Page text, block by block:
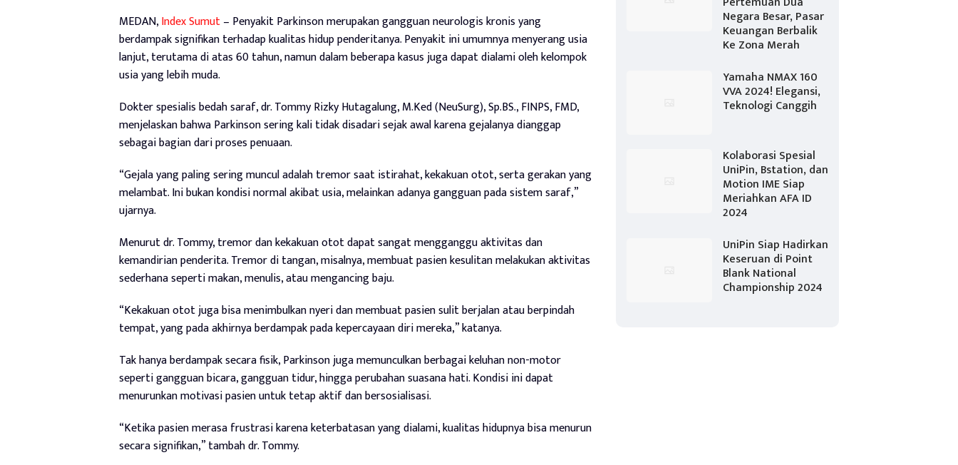
MEDAN,Index Sumut– Penyakit Parkinson merupakan gangguan neurologis kronis yang
berdampak signifikan terhadap kualitas hidup penderitanya. Penyakit ini umumnya menyerang usia
lanjut, terutama di atas 60 tahun, namun dalam beberapa kasus juga dapat dialami oleh kelompok
usia yang lebih muda.
Dokter spesialis bedah saraf, dr. Tommy Rizky Hutagalung, M.Ked (NeuSurg), Sp.BS., FINPS, FMD,
menjelaskan bahwa Parkinson sering kali tidak disadari sejak awal karena gejalanya dianggap
sebagai bagian dari proses penuaan.
“Gejala yang paling sering muncul adalah tremor saat istirahat, kekakuan otot, serta gerakan yang
melambat. Ini bukan kondisi normal akibat usia, melainkan adanya gangguan pada sistem saraf,”
ujarnya.
Menurut dr. Tommy, tremor dan kekakuan otot dapat sangat mengganggu aktivitas dan
kemandirian penderita. Tremor di tangan, misalnya, membuat pasien kesulitan melakukan aktivitas
sederhana seperti makan, menulis, atau mengancing baju.
“Kekakuan otot juga bisa menimbulkan nyeri dan membuat pasien sulit berjalan atau berpindah
tempat, yang pada akhirnya berdampak pada kepercayaan diri mereka,” katanya.
Tak hanya berdampak secara fisik, Parkinson juga memunculkan berbagai keluhan non-motor
seperti gangguan bicara, gangguan tidur, hingga perubahan suasana hati. Kondisi ini dapat
menurunkan motivasi pasien untuk tetap aktif dan bersosialisasi.
“Ketika pasien merasa frustrasi karena keterbatasan yang dialami, kualitas hidupnya bisa menurun
secara signifikan,” tambah dr. Tommy.
Negara Besar, Pasar
Keuangan Berbalik
Ke Zona Merah
Yamaha NMAX 160
VVA 2024! Elegansi,
Teknologi Canggih
Kolaborasi Spesial
UniPin, Bstation, dan
Motion IME Siap
Meriahkan AFA ID
2024
UniPin Siap Hadirkan
Keseruan di Point
Blank National
Championship 2024